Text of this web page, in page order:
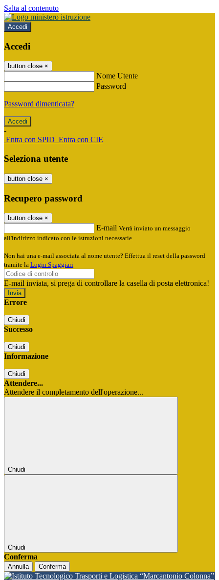
Salta al contenuto
Accedi
Accedi
button close ×
Nome Utente
Password
Password dimenticata?
-
Entra con SPID Entra con CIE
Seleziona utente
button close ×
Recupero password
button close ×
E-mail Verrà inviato un messaggio
all'indirizzo indicato con le istruzioni necessarie.
Non hai una e-mail associata al nome utente? Effettua il reset della password
tramite la Login Spaggiari
E-mail inviata, si prega di controllare la casella di posta elettronica!
Errore
Chiudi
Successo
Chiudi
Informazione
Chiudi
Attendere...
Attendere il completamento dell'operazione...
Chiudi
Chiudi
Conferma
Annulla Conferma